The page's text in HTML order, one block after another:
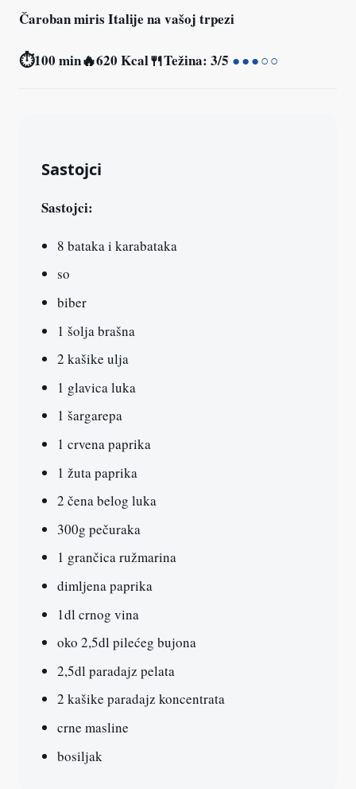
Čaroban miris Italije na vašoj trpezi
⏱100 min🔥620 Kcal🍴Težina: 3/5 ●●●○○
Sastojci
Sastojci:
8 bataka i karabataka
so
biber
1 šolja brašna
2 kašike ulja
1 glavica luka
1 šargarepa
1 crvena paprika
1 žuta paprika
2 čena belog luka
300g pečuraka
1 grančica ružmarina
dimljena paprika
1dl crnog vina
oko 2,5dl pilećeg bujona
2,5dl paradajz pelata
2 kašike paradajz koncentrata
crne masline
bosiljak